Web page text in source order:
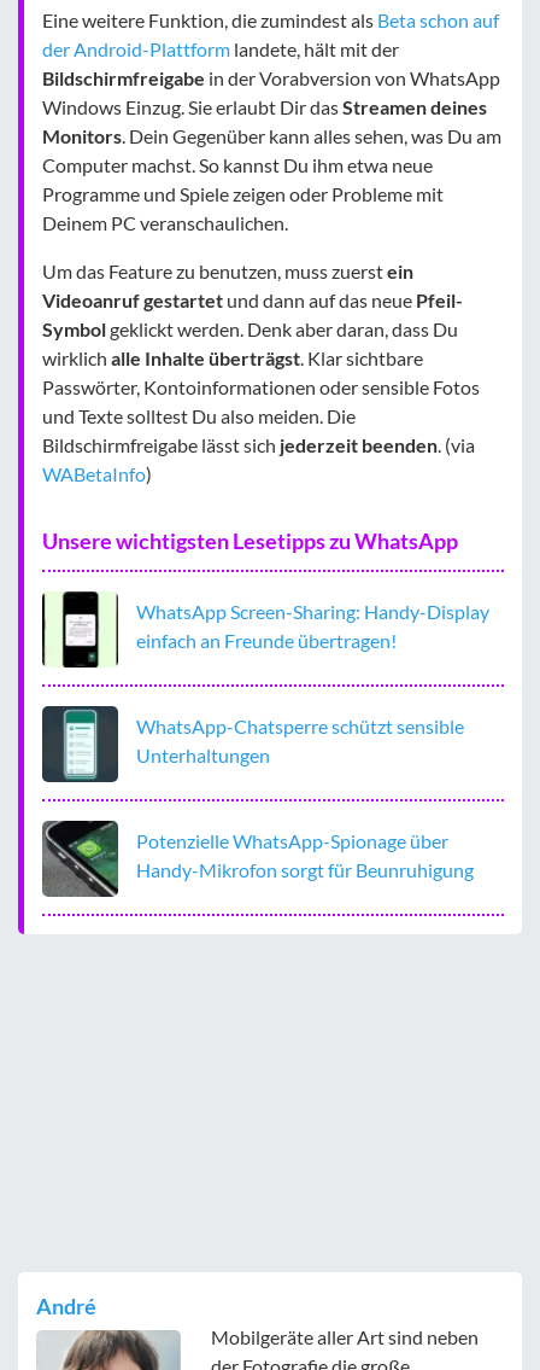
Eine weitere Funktion, die zumindest als Beta schon auf
der Android-Plattform landete, hält mit der
Bildschirmfreigabe in der Vorabversion von WhatsApp
Windows Einzug. Sie erlaubt Dir dasStreamen deines
Monitors. Dein Gegenüber kann alles sehen, was Du am
Computer machst. So kannst Du ihm etwa neue
Programme und Spiele zeigen oder Probleme mit
Deinem PC veranschaulichen.
Um das Feature zu benutzen, muss zuerstein
Videoanruf gestartet und dann auf das neue Pfeil-
Symbolgeklickt werden. Denk aber daran, dass Du
wirklich alle Inhalte überträgst. Klar sichtbare
Passwörter, Kontoinformationen oder sensible Fotos
und Texte solltest Du also meiden. Die
Bildschirmfreigabe lässt sich jederzeit beenden. (via
WABetaInfo)
Unsere wichtigsten Lesetipps zu WhatsApp
WhatsApp Screen-Sharing: Handy-Display
einfach an Freunde übertragen!
WhatsApp-Chatsperre schützt sensible
Unterhaltungen
Potenzielle WhatsApp-Spionage über
Handy-Mikrofon sorgt für Beunruhigung
André
Mobilgeräte aller Art sind neben